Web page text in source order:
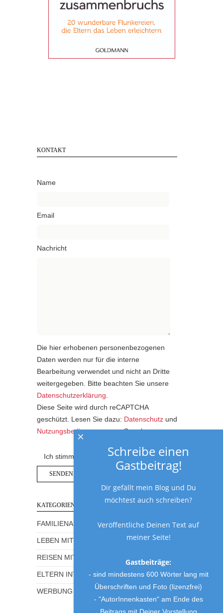
KONTAKT
Name
Email
Nachricht
Die hier erhobenen personenbezogenen
Daten werden nur für die interne
Bearbeitung verwendet und nicht an Dritte
weitergegeben. Bitte beachten Sie unsere
Datenschutzerklärung
Diese Seite wird durch reCAPTCHA
geschützt. Lesen Sie dazu: Datenschutz und
Nutzungsbedingungenvon Google.
Ich stimme der Datenschutzerklärung zu.
KATEGORIEN
FAMILIENALLTAG MIT HUMOR
LEBEN MIT KINDERN
REISEN MIT KINDERN
ELTERN INTERVIEWS
WERBUNG UND GEWINNSPIELE
Schreibe einen
Gastbeitrag!
Dir gefällt mein Blog und Du
möchtest auch schreiben?
Veröffentliche Deinen Text auf
meiner Seite!
Gastbeiträge:
- sind mindestens 600 Wörter lang mit
Überschriften und Foto (lizenzfrei)
- "AutorInnenkasten" am Ende des
×